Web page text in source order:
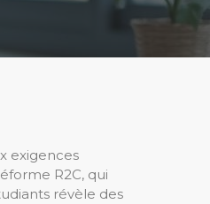
exigences
R2C, qui
révèle des